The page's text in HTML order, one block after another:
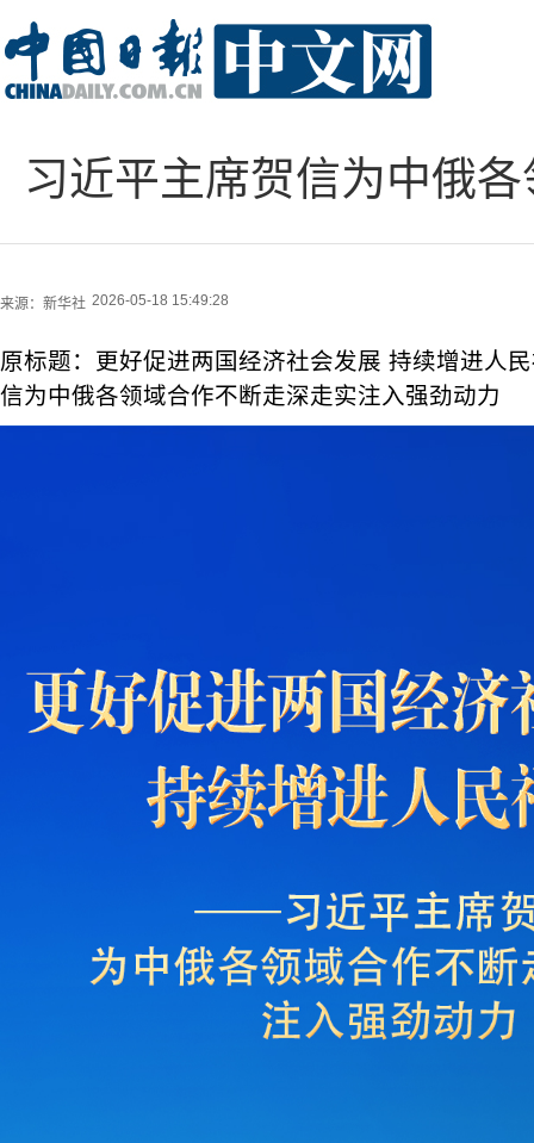
习近平主席贺信为中俄
来源： 新华社 2026-05-18 15:49:28
原标题：更好促进两国经济社会发展 持续增进人
信为中俄各领域合作不断走深走实注入强劲动力